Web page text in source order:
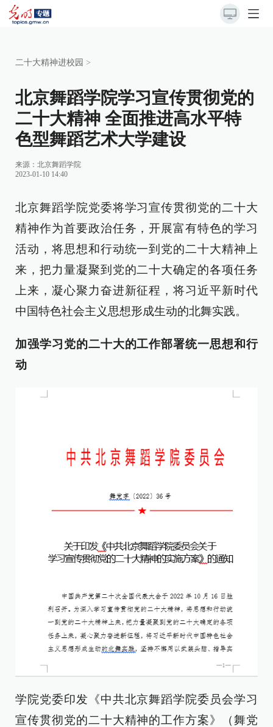
二十大精神进校园 >
北京舞蹈学院学习宣传贯彻党的
二十大精神 全面推进高水平特
色型舞蹈艺术大学建设
来源：北京舞蹈学院
2023-01-10 14:40
北京舞蹈学院党委将学习宣传贯彻党的二十大
精神作为首要政治任务，开展富有特色的学习
活动，将思想和行动统一到党的二十大精神上
来，把力量凝聚到党的二十大确定的各项任务
上来，凝心聚力奋进新征程，将习近平新时代
中国特色社会主义思想形成生动的北舞实践。
加强学习党的二十大的工作部署统一思想和行
动
学院党委印发《中共北京舞蹈学院委员会学习
宣传贯彻党的二十大精神的工作方案》（舞党